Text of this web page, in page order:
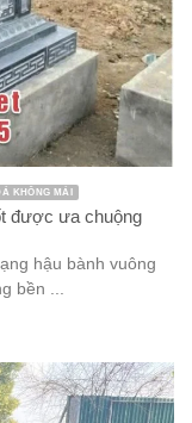
KHÔNG MÁI
được ưa chuộng
hậu bành vuông
bền ...